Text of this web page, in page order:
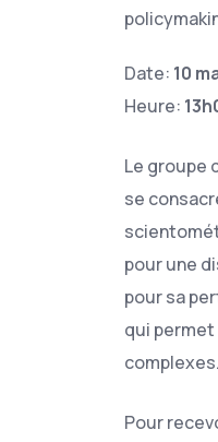
Date: 10
Heure:
Le groupe
se
pour une
pour sa
qui
complexes.
Pour